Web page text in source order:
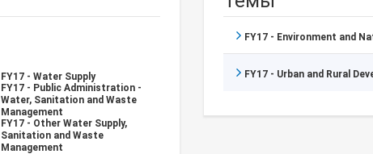
FY17 - Water Supply
FY17 - Public Administration -
Water, Sanitation and Waste
Management
FY17 - Other Water Supply,
Sanitation and Waste
Management
FY17 - Environment and
FY17 - Urban and Rural